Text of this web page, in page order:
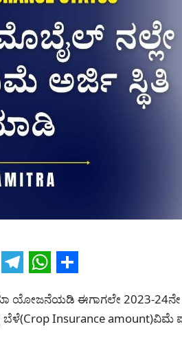
ಯೋಜನೆಯಡಿ ಈಗಾಗಲೇ 2023-
ಬೆಳೆ(Crop Insurance